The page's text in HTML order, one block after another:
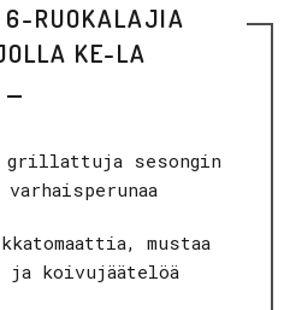
6-RUOKALAJIA
KE-LA
grillattuja sesongin
mustaa
koivujäätelöä